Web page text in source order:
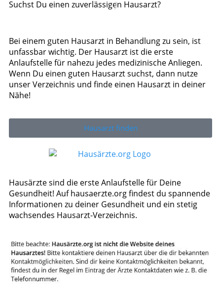
Suchst Du einen zuverlässigen Hausarzt?
Bei einem guten Hausarzt in Behandlung zu sein, ist
unfassbar wichtig. Der Hausarzt ist die erste
Anlaufstelle für nahezu jedes medizinische Anliegen.
Wenn Du einen guten Hausarzt suchst, dann nutze
unser Verzeichnis und finde einen Hausarzt in deiner
Nähe!
Hausarzt finden
Hausärzte sind die erste Anlaufstelle für Deine
Gesundheit! Auf hausaerzte.org findest du spannende
Informationen zu deiner Gesundheit und ein stetig
wachsendes Hausarzt-Verzeichnis.